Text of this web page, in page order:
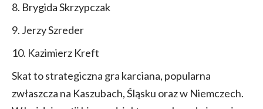
Brygida Skrzypczak
Jerzy Szreder
Kazimierz Kreft
Skat to strategiczna gra karciana, popularna
zwłaszcza na Kaszubach, Śląsku oraz w Niemczech.